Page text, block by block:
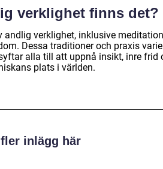
verklighet finns det?
verklighet, inklusive
Dessa traditioner och praxis
alla till att uppnå insikt, inre frid
plats i världen.
inlägg här